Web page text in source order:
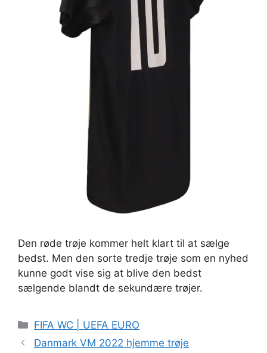
Den røde trøje kommer helt klart til at sælge
bedst. Men den sorte tredje trøje som en nyhed
kunne godt vise sig at blive den bedst
sælgende blandt de sekundære trøjer.
Kategorier
FIFA WC | UEFA EURO
Danmark VM 2022 hjemme trøje